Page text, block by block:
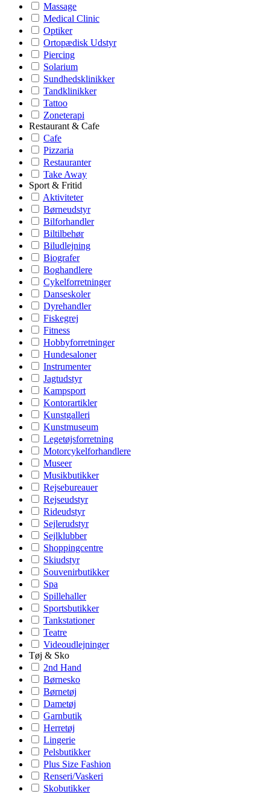
Massage
Medical Clinic
Optiker
Ortopædisk Udstyr
Piercing
Solarium
Sundhedsklinikker
Tandklinikker
Tattoo
Zoneterapi
Restaurant & Cafe
Cafe
Pizzaria
Restauranter
Take Away
Sport & Fritid
Aktiviteter
Børneudstyr
Bilforhandler
Biltilbehør
Biludlejning
Biografer
Boghandlere
Cykelforretninger
Danseskoler
Dyrehandler
Fiskegrej
Fitness
Hobbyforretninger
Hundesaloner
Instrumenter
Jagtudstyr
Kampsport
Kontorartikler
Kunstgalleri
Kunstmuseum
Legetøjsforretning
Motorcykelforhandlere
Museer
Musikbutikker
Rejsebureauer
Rejseudstyr
Rideudstyr
Sejlerudstyr
Sejlklubber
Shoppingcentre
Skiudstyr
Souvenirbutikker
Spa
Spillehaller
Sportsbutikker
Tankstationer
Teatre
Videoudlejninger
Tøj & Sko
2nd Hand
Børnesko
Børnetøj
Dametøj
Garnbutik
Herretøj
Lingerie
Pelsbutikker
Plus Size Fashion
Renseri/Vaskeri
Skobutikker